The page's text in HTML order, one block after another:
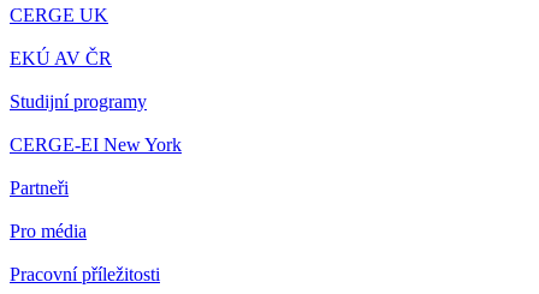
CERGE UK
EKÚ AV ČR
Studijní programy
CERGE-EI New York
Partneři
Pro média
Pracovní příležitosti